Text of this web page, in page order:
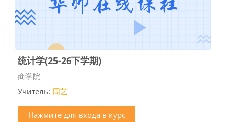
统计学(25-26下学期)
Категория курса
商学院
Учитель: 周艺
Нажмите для входа в курс